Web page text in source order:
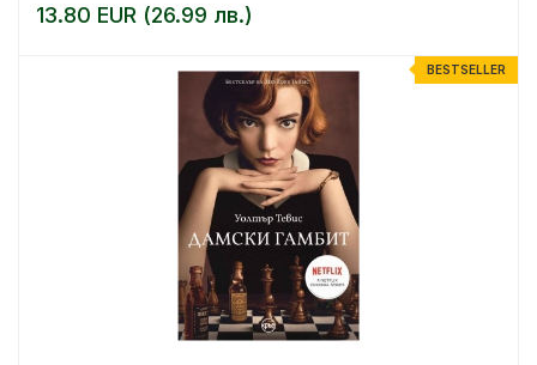
13.80 EUR (26.99 лв.)
BESTSELLER